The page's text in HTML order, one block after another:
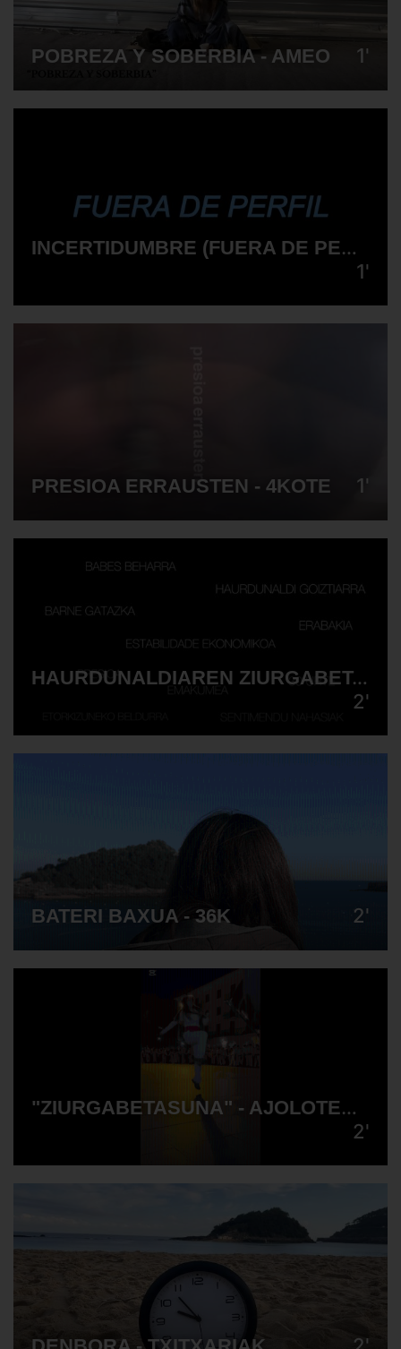
POBREZA Y SOBERBIA - AMEO 1'
INCERTIDUMBRE (FUERA DE PERFIL) - TXIKUELAS
1'
PRESIOA ERRAUSTEN - 4KOTE 1'
HAURDUNALDIAREN ZIURGABETASUNA - PINPILIPAUXA
2'
BATERI BAXUA - 36K 2'
"ZIURGABETASUNA" - AJOLOTEAK :)
2'